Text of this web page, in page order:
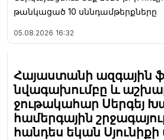
թանկացած 10 սննդամթերքները
05.08.2026 16:32
Հայաստանի ազգային
նվագախումբը և
ջութակահար Սերգեյ
համերգային
հանդես եկան Սյունիքի